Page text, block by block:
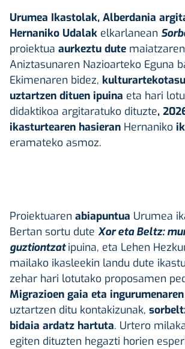
Urumea Ikastolak, Alberdania
Hernaniko Udalak elkarlanean
proiektua aurkeztu dute
Aniztasunaren Nazioarteko Eguna
Ekimenaren bidez,
uztartzen dituen ipuina eta hari
didaktikoa argitaratuko dituzte,
ikasturtearen hasieran Hernaniko
eramateko asmoz.
Proiektuaren abiapuntua Urumea
Bertan sortu dute Xor eta Beltz:
guztiontzatipuina, eta Lehen
mailako ikasleekin landu dute
zehar hari lotutako proposamen
Migrazioen gaia eta
uztartzen ditu kontakizunak,
bidaia ardatz hartuta. Urtero
egiten dituzten hegazti horien